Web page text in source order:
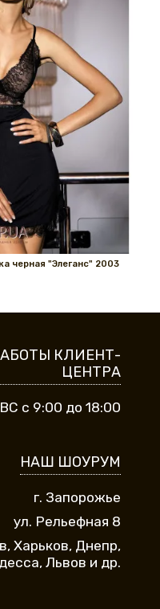
черная "Элеганс" 2003
КЛИЕНТ-
ЦЕНТРА
с 9:00 до 18:00
НАШ ШОУРУМ
г. Запорожье
ул. Рельефная 8
Харьков, Днепр,
Львов и др.